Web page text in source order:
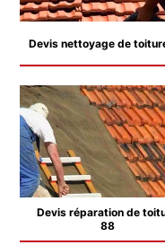
Devis nettoyage de
Devis réparation de
88